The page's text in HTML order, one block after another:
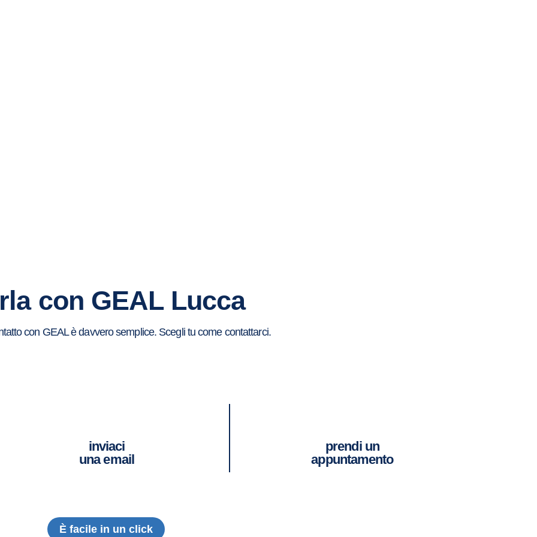
con GEAL Lucca
con GEAL è davvero semplice. Scegli tu come contattarci.
inviaci
una email
prendi un
appuntamento
È facile in un click